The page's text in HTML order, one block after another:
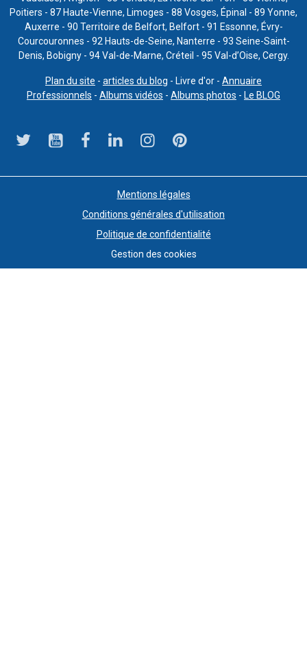
Poitiers - 87 Haute-Vienne, Limoges - 88 Vosges, Épinal - 89 Yonne,
Auxerre - 90 Territoire de Belfort, Belfort - 91 Essonne, Évry-
Courcouronnes - 92 Hauts-de-Seine, Nanterre - 93 Seine-Saint-
Denis, Bobigny - 94 Val-de-Marne, Créteil - 95 Val-d’Oise, Cergy.
Plan du site - articles du blog - Livre d'or - Annuaire
Professionnels - Albums vidéos - Albums photos - Le BLOG
Mentions légales
Conditions générales d'utilisation
Politique de confidentialité
Gestion des cookies